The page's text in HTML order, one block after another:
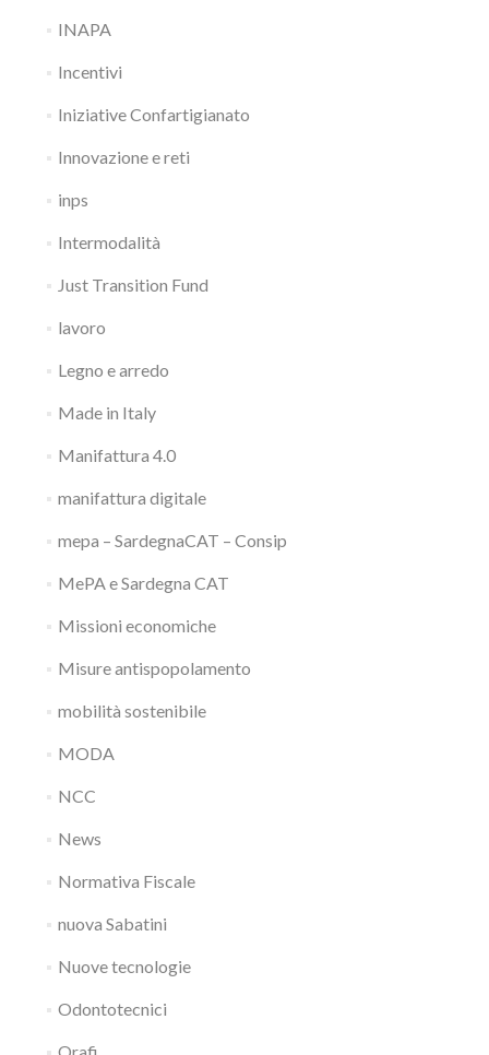
INAPA
Incentivi
Iniziative Confartigianato
Innovazione e reti
inps
Intermodalità
Just Transition Fund
lavoro
Legno e arredo
Made in Italy
Manifattura 4.0
manifattura digitale
mepa – SardegnaCAT – Consip
MePA e Sardegna CAT
Missioni economiche
Misure antispopolamento
mobilità sostenibile
MODA
NCC
News
Normativa Fiscale
nuova Sabatini
Nuove tecnologie
Odontotecnici